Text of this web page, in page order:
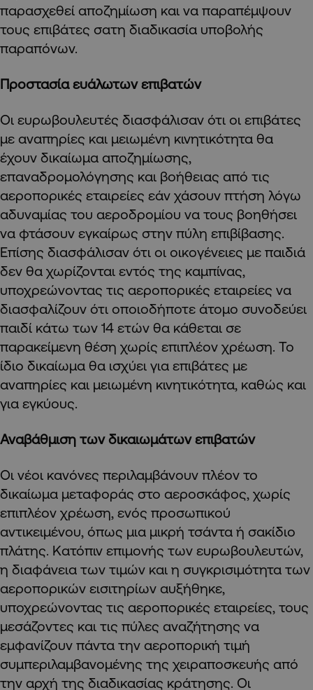
παρασχεθεί αποζημίωση και να παραπέμψουν
τους επιβάτες σατη διαδικασία υποβολής
παραπόνων.
Προστασία ευάλωτων επιβατών
Οι ευρωβουλευτές διασφάλισαν ότι οι επιβάτες
με αναπηρίες και μειωμένη κινητικότητα θα
έχουν δικαίωμα αποζημίωσης,
επαναδρομολόγησης και βοήθειας από τις
αεροπορικές εταιρείες εάν χάσουν πτήση λόγω
αδυναμίας του αεροδρομίου να τους βοηθήσει
να φτάσουν εγκαίρως στην πύλη επιβίβασης.
Επίσης διασφάλισαν ότι οι οικογένειες με παιδιά
δεν θα χωρίζονται εντός της καμπίνας,
υποχρεώνοντας τις αεροπορικές εταιρείες να
διασφαλίζουν ότι οποιοδήποτε άτομο συνοδεύει
παιδί κάτω των 14 ετών θα κάθεται σε
παρακείμενη θέση χωρίς επιπλέον χρέωση. Το
ίδιο δικαίωμα θα ισχύει για επιβάτες με
αναπηρίες και μειωμένη κινητικότητα, καθώς και
για εγκύους.
Αναβάθμιση των δικαιωμάτων επιβατών
Οι νέοι κανόνες περιλαμβάνουν πλέον το
δικαίωμα μεταφοράς στο αεροσκάφος, χωρίς
επιπλέον χρέωση, ενός προσωπικού
αντικειμένου, όπως μια μικρή τσάντα ή σακίδιο
πλάτης. Κατόπιν επιμονής των ευρωβουλευτών,
η διαφάνεια των τιμών και η συγκρισιμότητα των
αεροπορικών εισιτηρίων αυξήθηκε,
υποχρεώνοντας τις αεροπορικές εταιρείες, τους
μεσάζοντες και τις πύλες αναζήτησης να
εμφανίζουν πάντα την αεροπορική τιμή
συμπεριλαμβανομένης της χειραποσκευής από
την αρχή της διαδικασίας κράτησης. Οι